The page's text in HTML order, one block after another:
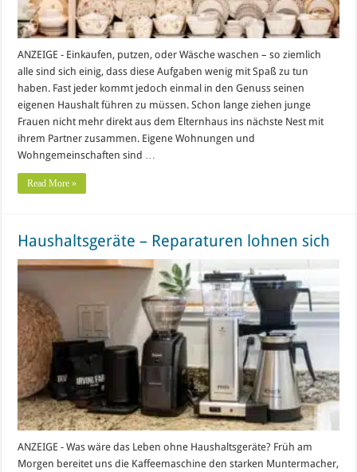
ANZEIGE - Einkaufen, putzen, oder Wäsche waschen – so ziemlich
alle sind sich einig, dass diese Aufgaben wenig mit Spaß zu tun
haben. Fast jeder kommt jedoch einmal in den Genuss seinen
eigenen Haushalt führen zu müssen. Schon lange ziehen junge
Frauen nicht mehr direkt aus dem Elternhaus ins nächste Nest mit
ihrem Partner zusammen. Eigene Wohnungen und
Wohngemeinschaften sind …
Read More »
Haushaltsgeräte – Reparaturen lohnen sich
ANZEIGE - Was wäre das Leben ohne Haushaltsgeräte? Früh am
Morgen bereitet uns die Kaffeemaschine den starken Muntermacher,